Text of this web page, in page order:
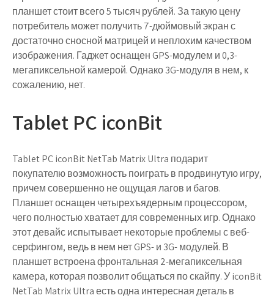
планшет стоит всего 5 тысяч рублей. За такую цену
потребитель может получить 7-дюймовый экран с
достаточно сносной матрицей и неплохим качеством
изображения. Гаджет оснащен GPS-модулем и 0,3-
мегапиксельной камерой. Однако 3G-модуля в нем, к
сожалению, нет.
Tablet PC iconBit
Tablet PC iconBit NetTab Matrix Ultra подарит
покупателю возможность поиграть в продвинутую игру,
причем совершенно не ощущая лагов и багов.
Планшет оснащен четырехъядерным процессором,
чего полностью хватает для современных игр. Однако
этот девайс испытывает некоторые проблемы с веб-
серфингом, ведь в нем нет GPS- и 3G- модулей. В
планшет встроена фронтальная 2-мегапиксельная
камера, которая позволит общаться по скайпу. У iconBit
NetTab Matrix Ultra есть одна интересная деталь в